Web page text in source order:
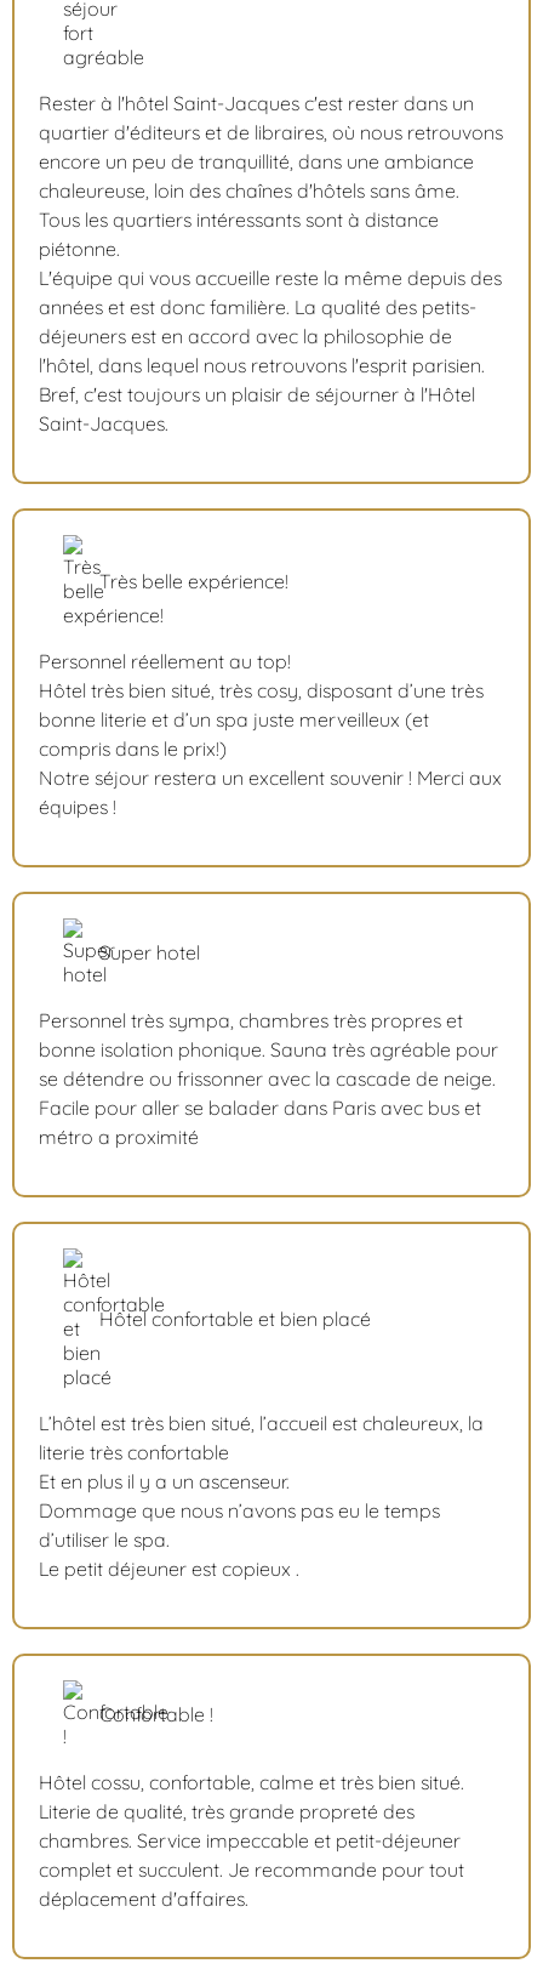
Rester à l'hôtel Saint-Jacques c'est rester dans un
quartier d'éditeurs et de libraires, où nous retrouvons
encore un peu de tranquillité, dans une ambiance
chaleureuse, loin des chaînes d'hôtels sans âme.
Tous les quartiers intéressants sont à distance
piétonne.
L'équipe qui vous accueille reste la même depuis des
années et est donc familière. La qualité des petits-
déjeuners est en accord avec la philosophie de
l'hôtel, dans lequel nous retrouvons l'esprit parisien.
Bref, c'est toujours un plaisir de séjourner à l'Hôtel
Saint-Jacques.
Très belle expérience!
Personnel réellement au top!
Hôtel très bien situé, très cosy, disposant d’une très
bonne literie et d’un spa juste merveilleux (et
compris dans le prix!)
Notre séjour restera un excellent souvenir ! Merci aux
équipes !
Super hotel
Personnel très sympa, chambres très propres et
bonne isolation phonique. Sauna très agréable pour
se détendre ou frissonner avec la cascade de neige.
Facile pour aller se balader dans Paris avec bus et
métro a proximité
Hôtel confortable et bien placé
L’hôtel est très bien situé, l’accueil est chaleureux, la
literie très confortable
Et en plus il y a un ascenseur.
Dommage que nous n’avons pas eu le temps
d’utiliser le spa.
Le petit déjeuner est copieux .
Confortable !
Hôtel cossu, confortable, calme et très bien situé.
Literie de qualité, très grande propreté des
chambres. Service impeccable et petit-déjeuner
complet et succulent. Je recommande pour tout
déplacement d'affaires.